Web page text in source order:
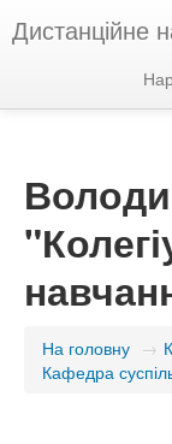
Дистанційне
"Колегіум":
На головну →
Кафедра